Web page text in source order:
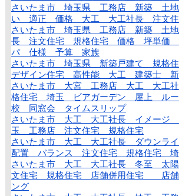
さいたま市 埼玉県 工務店 新築 土
い 適正 価格 大工 大工社長 注文住
さいたま市 埼玉県 工務店 新築 土
長 注文住宅 規格住宅 価格 坪単価
パ 仕様 予算 家族
さいたま市 埼玉県 新築戸建て 規格
デザイン住宅 高性能 大工 建築士
さいたま市 大宮 工務店 大工 大工
格住宅 埼玉 ビアガーデン 屋上 ルー
校 同窓会 タイムスリップ
さいたま市 大工 大工社長 イメー
玉 工務店 注文住宅 規格住宅
さいたま市 大工 大工社長 ダウン
配置 バランス 注文住宅 規格住宅 埼
さいたま市 大工 大工社長 冬至 太
文住宅 規格住宅 店舗併用住宅 店舗
ング